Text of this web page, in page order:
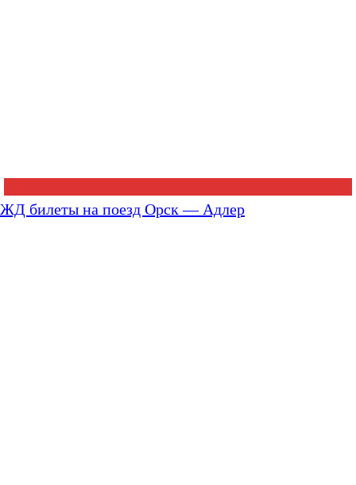
ЖД билеты на поезд Орск — Адлер